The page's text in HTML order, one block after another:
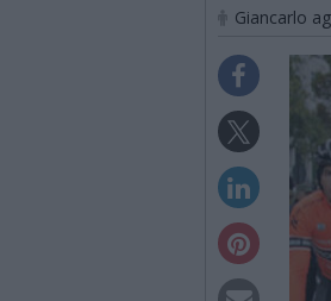
Giancarlo